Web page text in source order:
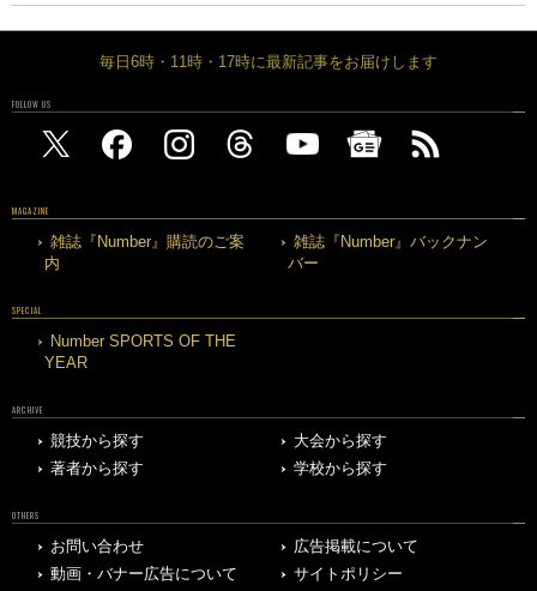
毎日6時・11時・17時に最新記事をお届けします
FOLLOW US
MAGAZINE
雑誌『Number』購読のご案
内
雑誌『Number』バックナン
バー
SPECIAL
Number SPORTS OF THE
YEAR
ARCHIVE
競技から探す
大会から探す
著者から探す
学校から探す
OTHERS
お問い合わせ
広告掲載について
動画・バナー広告について
サイトポリシー